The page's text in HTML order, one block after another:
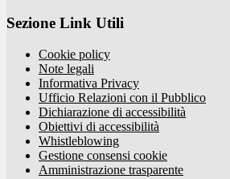
Sezione Link Utili
Cookie policy
Note legali
Informativa Privacy
Ufficio Relazioni con il Pubblico
Dichiarazione di accessibilità
Obiettivi di accessibilità
Whistleblowing
Gestione consensi cookie
Amministrazione trasparente